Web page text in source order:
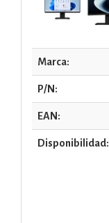
Marca:
P/N:
EAN:
Disponibilidad: